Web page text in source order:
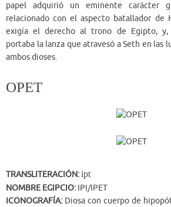
papel adquirió un eminente carácter
relacionado con el aspecto batallador de
exigía el derecho al trono de Egipto, y,
portaba la lanza que atravesó a Seth en las
ambos dioses.
OPET
TRANSLITERACIÓN:ipt
NOMBRE EGIPCIO: IPI/IPET
ICONOGRAFÍA: Diosa con cuerpo de